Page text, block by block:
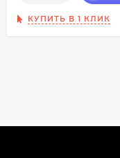
КУПИТЬ В 1 КЛИК